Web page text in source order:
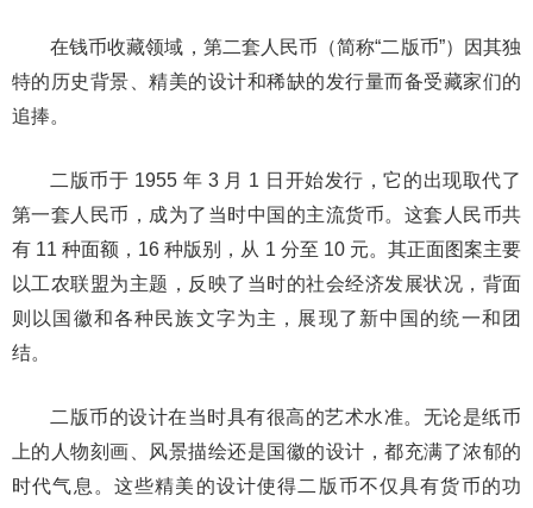
在钱币收藏领域，第二套人民币（简称“二版币”）因其独
特的历史背景、精美的设计和稀缺的发行量而备受藏家们的
追捧。
二版币于 1955 年 3 月 1 日开始发行，它的出现取代了
第一套人民币，成为了当时中国的主流货币。这套人民币共
有 11 种面额，16 种版别，从 1 分至 10 元。其正面图案主要
以工农联盟为主题，反映了当时的社会经济发展状况，背面
则以国徽和各种民族文字为主，展现了新中国的统一和团
结。
二版币的设计在当时具有很高的艺术水准。无论是纸币
上的人物刻画、风景描绘还是国徽的设计，都充满了浓郁的
时代气息。这些精美的设计使得二版币不仅具有货币的功